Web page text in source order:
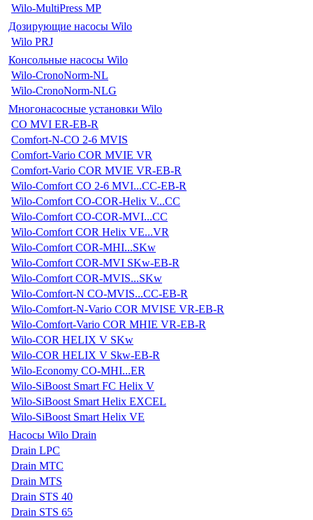
Wilo-MultiPress MP
Дозирующие насосы Wilo
Wilo PRJ
Консольные насосы Wilo
Wilo-CronoNorm-NL
Wilo-CronoNorm-NLG
Многонасосные установки Wilo
CO MVI ER-EB-R
Comfort-N-CO 2-6 MVIS
Comfort-Vario COR MVIE VR
Comfort-Vario COR MVIE VR-EB-R
Wilo-Comfort CO 2-6 MVI...CC-EB-R
Wilo-Comfort CO-COR-Helix V...CC
Wilo-Comfort CO-COR-MVI...CC
Wilo-Comfort COR Helix VE...VR
Wilo-Comfort COR-MHI...SKw
Wilo-Comfort COR-MVI SKw-EB-R
Wilo-Comfort COR-MVIS...SKw
Wilo-Comfort-N CO-MVIS...CC-EB-R
Wilo-Comfort-N-Vario COR MVISE VR-EB-R
Wilo-Comfort-Vario COR MHIE VR-EB-R
Wilo-COR HELIX V SKw
Wilo-COR HELIX V Skw-EB-R
Wilo-Economy CO-MHI...ER
Wilo-SiBoost Smart FC Helix V
Wilo-SiBoost Smart Helix EXCEL
Wilo-SiBoost Smart Helix VE
Насосы Wilo Drain
Drain LPC
Drain MTC
Drain MTS
Drain STS 40
Drain STS 65